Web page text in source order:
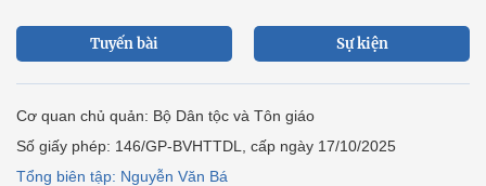
Tuyến bài Sự kiện
Cơ quan chủ quản: Bộ Dân tộc và Tôn giáo
Số giấy phép: 146/GP-BVHTTDL, cấp ngày 17/10/2025
Tổng biên tập: Nguyễn Văn Bá